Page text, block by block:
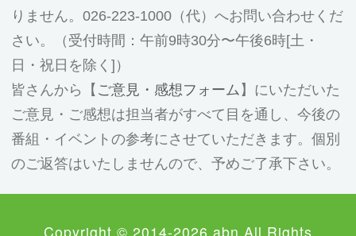
りません。026-223-1000（代）へお問い合わせくだ
さい。（受付時間：午前9時30分〜午後6時[土・
日・祝日を除く]）
皆さんから【 ご意見・感想フォーム 】にいただいた
ご意見・ご感想は担当者がすべて目を通し、今後の
番組・イベントの参考にさせていただきます。個別
のご返答はいたしませんので、予めご了承下さい。
Copyright © 2014-2026 abn All Rights